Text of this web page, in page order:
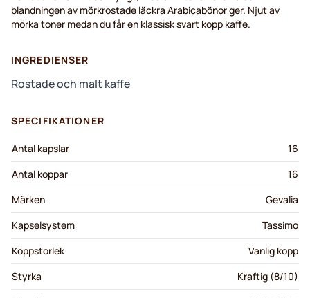
blandningen av mörkrostade läckra Arabicabönor ger. Njut av
mörka toner medan du får en klassisk svart kopp kaffe.
INGREDIENSER
Rostade och malt kaffe
SPECIFIKATIONER
Antal kapslar
16
Antal koppar
16
Märken
Gevalia
Kapselsystem
Tassimo
Koppstorlek
Vanlig kopp
Styrka
Kraftig (8/10)